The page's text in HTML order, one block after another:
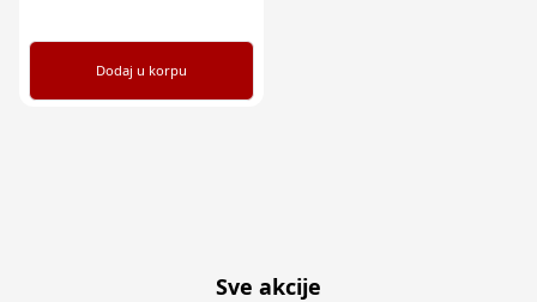
Dodaj u korpu
Sve akcije